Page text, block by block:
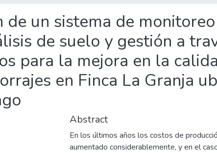
de un sistema de
de suelo y gestión a
para la mejora en la
en Finca La Granja
Abstract
En los últimos años los costos de
aumentado considerablemente, y en el